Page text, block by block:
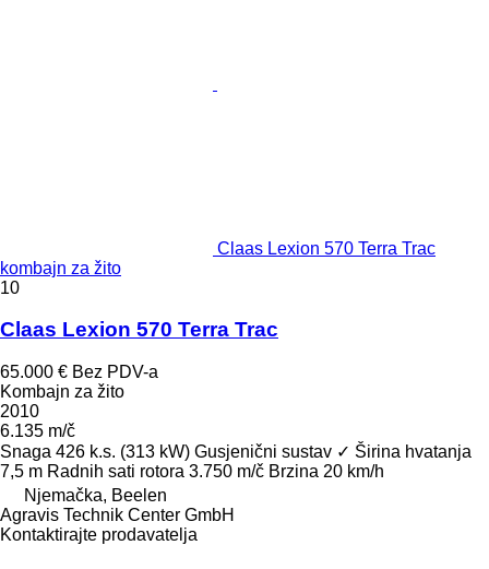
Claas Lexion 570 Terra Trac
kombajn za žito
10
Claas Lexion 570 Terra Trac
65.000 € Bez PDV-a
Kombajn za žito
2010
6.135 m/č
Snaga 426 k.s. (313 kW) Gusjenični sustav ✓ Širina hvatanja
7,5 m Radnih sati rotora 3.750 m/č Brzina 20 km/h
Njemačka, Beelen
Agravis Technik Center GmbH
Kontaktirajte prodavatelja